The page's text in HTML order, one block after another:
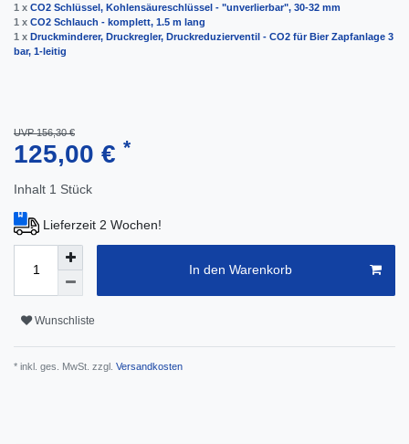
1 x CO2 Schlüssel, Kohlensäureschlüssel - "unverlierbar", 30-32 mm
1 x CO2 Schlauch - komplett, 1.5 m lang
1 x Druckminderer, Druckregler, Druckreduzierventil - CO2 für Bier Zapfanlage 3
bar, 1-leitig
UVP 156,30 €
125,00 € *
Inhalt 1 Stück
Lieferzeit 2 Wochen!
In den Warenkorb
Wunschliste
* inkl. ges. MwSt. zzgl. Versandkosten